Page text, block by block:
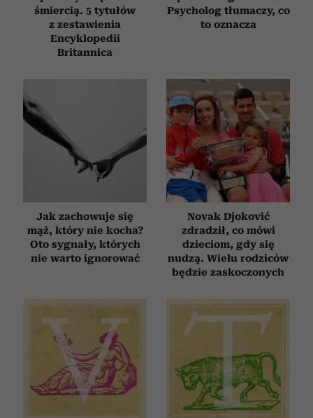
śmiercią. 5 tytułów
z zestawienia
Encyklopedii
Britannica
Psycholog tłumaczy, co
to oznacza
Jak zachowuje się
mąż, który nie kocha?
Oto sygnały, których
nie warto ignorować
Novak Djoković
zdradził, co mówi
dzieciom, gdy się
nudzą. Wielu rodziców
będzie zaskoczonych